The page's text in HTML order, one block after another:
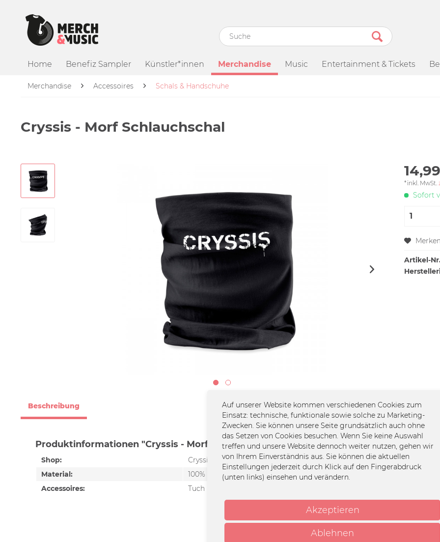
Home Benefiz Sampler Künstler*innen Merchandise Music Entertainment & Tickets
Merchandise Accessoires Schals & Handschuhe
Cryssis - Morf Schlauchschal
*inkl. MwSt.
Sofort
Merken
Artikel-
Beschreibung
Produktinformationen "Cryssis - Morf Schlauchschal"
Shop:
Cryssis
Material:
100% Polyester recycled
Accessoires:
Tuch
Auf unserer Website kommen verschiedenen Cookies zum
Einsatz: technische, funktionale sowie solche zu Marketing-
Zwecken. Sie können unsere Seite grundsätzlich auch ohne
das Setzen von Cookies besuchen. Wenn Sie keine Auswahl
treffen und unsere Website dennoch weiter nutzen, gehen wir
von Ihrem Einverständnis aus. Sie können die aktuellen
Einstellungen jederzeit durch Klick auf den Fingerabdruck
(unten links) einsehen und verändern.
Akzeptieren
Ablehnen